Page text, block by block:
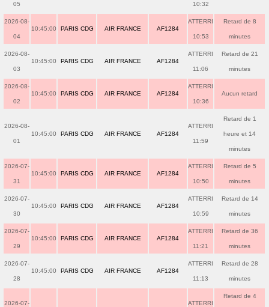
05 10:32
2026-08-
04
10:45:00 PARIS CDG AIR FRANCE AF1284
ATTERRI
10:53
Retard de 8
minutes
2026-08-
03
10:45:00 PARIS CDG AIR FRANCE AF1284
ATTERRI
11:06
Retard de 21
minutes
2026-08-
02
10:45:00 PARIS CDG AIR FRANCE AF1284
ATTERRI
10:36
Aucun retard
2026-08-
01
10:45:00 PARIS CDG AIR FRANCE AF1284
ATTERRI
11:59
Retard de 1
heure et 14
minutes
2026-07-
31
10:45:00 PARIS CDG AIR FRANCE AF1284
ATTERRI
10:50
Retard de 5
minutes
2026-07-
30
10:45:00 PARIS CDG AIR FRANCE AF1284
ATTERRI
10:59
Retard de 14
minutes
2026-07-
29
10:45:00 PARIS CDG AIR FRANCE AF1284
ATTERRI
11:21
Retard de 36
minutes
2026-07-
28
10:45:00 PARIS CDG AIR FRANCE AF1284
ATTERRI
11:13
Retard de 28
minutes
2026-07- ATTERRI
Retard de 4